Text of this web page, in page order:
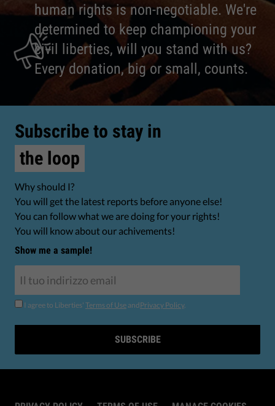
human rights is non-negotiable. We're
determined to keep championing your
civil liberties, will you stand with us?
Every donation, big or small, counts.
Subscribe to stay in
the loop
Why should I?
You will get the latest reports before anyone else!
You can follow what we are doing for your rights!
You will know about our achivements!
Show me a sample!
I agree to Liberties' Terms of Use andPrivacy Policy.
SUBSCRIBE